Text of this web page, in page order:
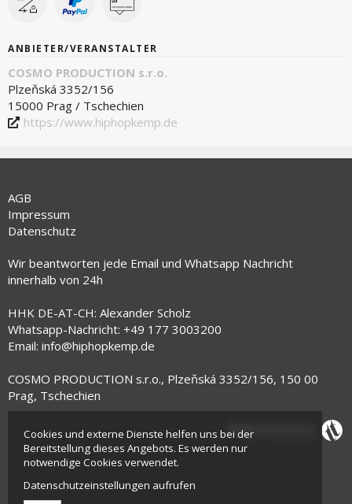
ANBIETER/VERANSTALTER
COSMO PRODUCTION s.r.o.
Plzeňská 3352/156
15000 Prag / Tschechien
https://www.hiphopkemp.de
AGB
Impressum
Datenschutz
Wir beantworten jede Email und Whatsapp Nachricht
innerhalb von 24h
HHK DE-AT-CH: Alexander Scholz
Whatsapp-Nachricht: +49 177 3003200
Email: info@hiphopkemp.de
COSMO PRODUCTION s.r.o., Plzeňská 3352/156, 150 00
Prag, Tschechien
Cookies und externe Dienste helfen uns bei der
Bereitstellung dieses Angebots. Es werden nur
notwendige Cookies verwendet.
Datenschutzeinstellungen aufrufen